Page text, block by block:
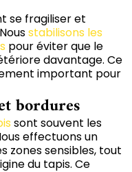
se fragiliser et
stabilisons les
pour éviter que le
davantage. Ce
important pour
bordures
sont souvent les
effectuons un
zones sensibles, tout
du tapis. Ce